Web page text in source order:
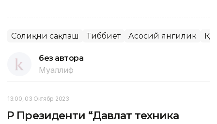
Соғлиқни сақлаш Тиббиёт Асосий янгилик ҚР
без автора
Муаллиф
13:00, 03 Октябр 2023
ҚР Президенти “Давлат техника